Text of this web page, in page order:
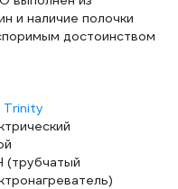
и наличие полочки
достоинством
Trinity
(трубчатый